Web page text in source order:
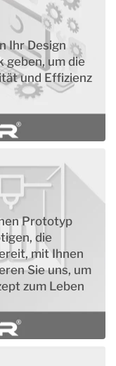
Ihr Design
geben, um die
und Effizienz
Prototyp
die
mit Ihnen
Sie uns, um
zum Leben